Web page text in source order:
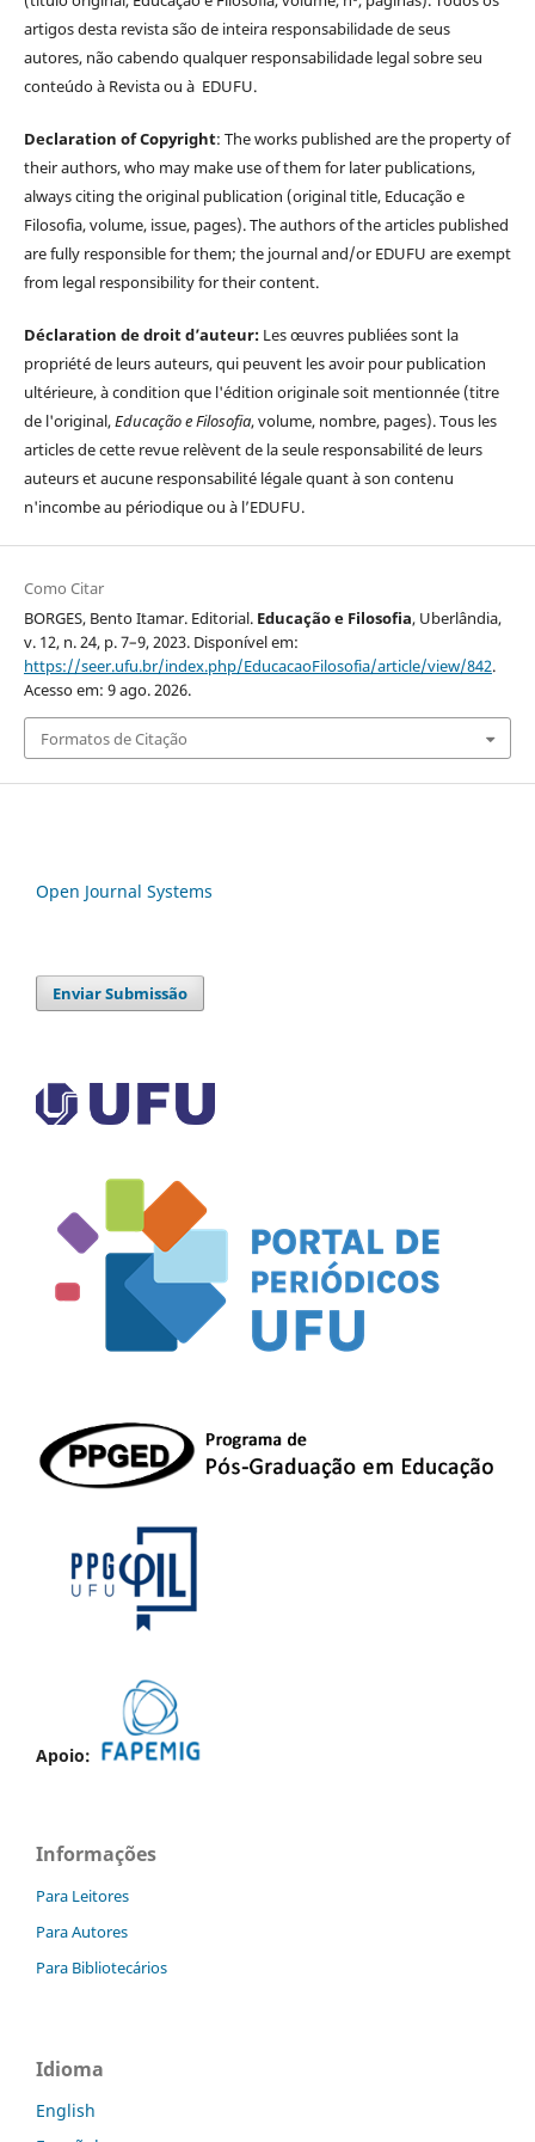
artigos desta revista são de inteira responsabilidade de seus
autores, não cabendo qualquer responsabilidade legal sobre seu
conteúdo à Revista ou à EDUFU.
Declaration of Copyright: The works published are the property of
their authors, who may make use of them for later publications,
always citing the original publication (original title, Educação e
Filosofia, volume, issue, pages). The authors of the articles published
are fully responsible for them; the journal and/or EDUFU are exempt
from legal responsibility for their content.
Déclaration de droit d’auteur: Les œuvres publiées sont la
propriété de leurs auteurs, qui peuvent les avoir pour publication
ultérieure, à condition que l'édition originale soit mentionnée (titre
de l'original,Educação e Filosofia, volume, nombre, pages). Tous les
articles de cette revue relèvent de la seule responsabilité de leurs
auteurs et aucune responsabilité légale quant à son contenu
n'incombe au périodique ou à l’EDUFU.
Como Citar
BORGES, Bento Itamar. Editorial. Educação e Filosofia, Uberlândia,
v. 12, n. 24, p. 7–9, 2023. Disponível em:
https://seer.ufu.br/index.php/EducacaoFilosofia/article/view/842.
Acesso em: 9 ago. 2026.
Formatos de Citação
Open Journal Systems
Enviar Submissão
Apoio:
Informações
Para Leitores
Para Autores
Para Bibliotecários
Idioma
English